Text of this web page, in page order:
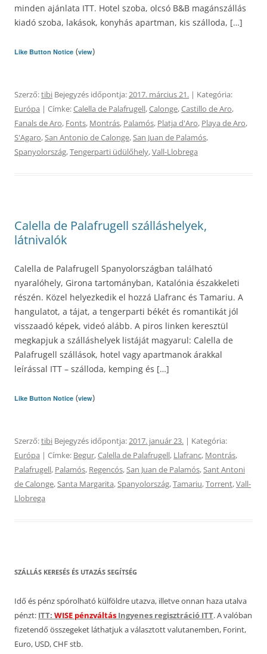
minden ajánlata ITT. Hotel szoba, olcsó B&B magánszállás
kiadó szoba, lakások, konyhás apartman, kis szálloda, […]
Like Button Notice (view)
Szerző:tibi Bejegyzés időpontja:2017. március 21. | Kategória:
Európa | Címke:Calella de Palafrugell,Calonge,Castillo de Aro,
Fanals de Aro, Fonts, Montrás, Palamós, Platja d'Aro, Playa de Aro,
S'Agaro,San Antonio de Calonge,San Juan de Palamós,
Spanyolország,Tengerparti üdülőhely,Vall-Llobrega
Calella de Palafrugell szálláshelyek,
látnivalók
Calella de Palafrugell Spanyolországban található
nyaralóhely, Girona tartományban, Katalónia északkeleti
részén. Közel helyezkedik el hozzá Llafranc és Tamariu. A
hangulatot, a tájat, a tengerparti békét és romantikát jól
visszaadó képek, videó alább. A piros linken keresztül
megkapjuk a szálláshelyek listáját magyarul: Calella de
Palafrugell szállások, hotel vagy apartmanok árakkal
leírással ITT – szálloda, kemping és […]
Like Button Notice (view)
Szerző:tibi Bejegyzés időpontja:2017. január 23. | Kategória:
Európa | Címke: Begur,Calella de Palafrugell, Llafranc, Montrás,
Palafrugell, Palamós, Regencós,San Juan de Palamós,Sant Antoni
de Calonge,Santa Margarita,Spanyolország,Tamariu,Torrent,Vall-
Llobrega
SZÁLLÁS KERESÉS ÉS UTAZÁS SEGÍTSÉG
Idő és pénz spórolható külföldre utazva, illetve onnan haza utalva
pénzt: ITT: WISE pénzváltás Ingyenes regisztráció ITT. A valóban
fizetendő összegeket láthatjuk a választott valutanemben, Forint,
Euro, USD, CHF stb.